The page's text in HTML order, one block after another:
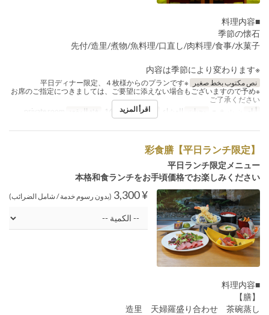
■料理内容
季節の懐石
先付/造里/煮物/魚料理/口直し/肉料理/食事/水菓子
※内容は季節により変わります
نص مكتوب بخط صغير
※平日ディナー限定、４枚様からのプランです
※お席のご指定につきましては、ご要望に添えない場合もございますので予め
ご了承ください
أيام
وجبات العشاء حد الطلب 4 ~ 16 فئة المقعد اقرأ المزيد
彩食膳【平日ランチ限定】
平日ランチ限定メニュー
本格和食ランチをお手頃価格でお楽しみください
¥ 3,300 (بدون رسوم خدمة / شامل الضرائب)
■料理内容
【膳】
造里 天婦羅盛り合わせ 茶碗蒸し